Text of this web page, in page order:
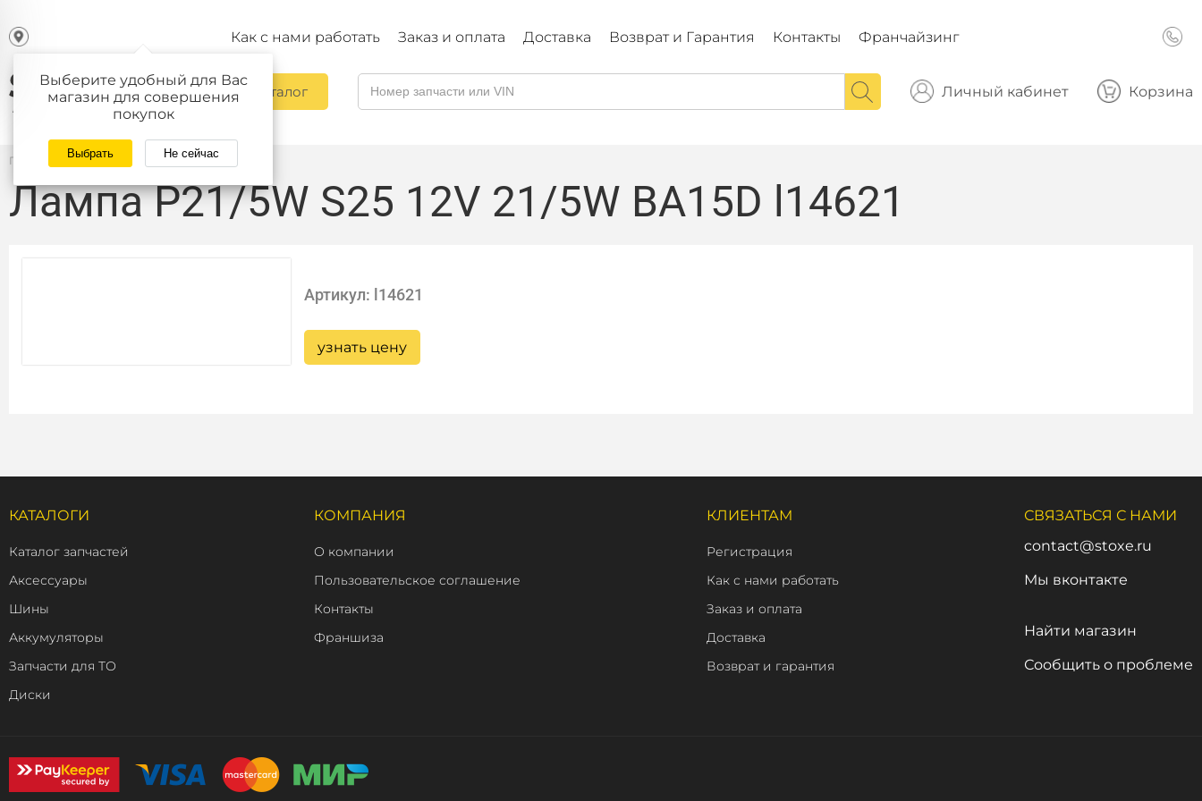
Выберите удобный для Вас
магазин для совершения
покупок
Выбрать Не сейчас
Как с нами работать Заказ и оплата Доставка Возврат и Гарантия Контакты Франчайзинг
Каталог Личный кабинет Корзина
Главная / Каталог
Лампа P21/5W S25 12V 21/5W BA15D l14621
Артикул: l14621
узнать цену
КАТАЛОГИ
Каталог запчастей
Аксессуары
Шины
Аккумуляторы
Запчасти для ТО
Диски
КОМПАНИЯ
О компании
Пользовательское соглашение
Контакты
Франшиза
КЛИЕНТАМ
Регистрация
Как с нами работать
Заказ и оплата
Доставка
Возврат и гарантия
СВЯЗАТЬСЯ С НАМИ
contact@stoxe.ru
Мы вконтакте
Найти магазин
Сообщить о проблеме